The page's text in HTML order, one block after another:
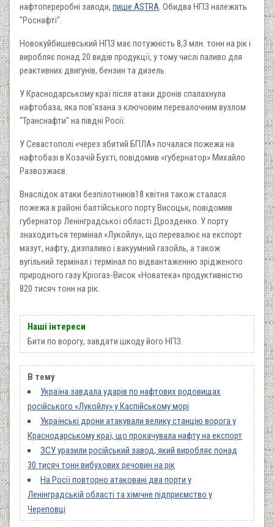
нафтопереробні заводи, пише ASTRA. Обидва НПЗ належать
"Роснафті".
Новокуйбишевський НПЗ має потужність 8,3 млн. тонн на рік і
виробляє понад 20 видів продукції, у тому числі паливо для
реактивних двигунів, бензин та дизель.
У Краснодарському краї після атаки дронів спалахнула
нафтобаза, яка пов'язана з ключовим перевалочним вузлом
"Транснафти" на півдні Росії.
У Севастополі «через збитий БПЛА» почалася пожежа на
нафтобазі в Козачій Бухті, повідомив «губернатор» Михайло
Развозжаєв.
Внаслідок атаки безпілотників18 квітня також сталася
пожежа в районі балтійського порту Висоцьк, повідомив
губернатор Ленінградської області Дрозденко. У порту
знаходиться термінал «Лукойлу», що перевалює на експорт
мазут, нафту, дизпаливо і вакуумний газойль, а також
вугільний термінал і термінал по відвантаженню зрідженого
природного газу Кріогаз-Висок «Новатека» продуктивністю
820 тисяч тонн ‌на рік.
Наші інтереси
Бити по ворогу, завдати шкоду його НПЗ.
В тему
Україна завдала ударів по нафтових родовищах
російського «Лукойлу» у Каспійському морі
Українські дрони атакували велику станцію ворога у
Краснодарському краї, що прокачувала нафту на експорт
ЗСУ уразили російський завод, який виробляє понад
30 тисяч тонн вибухових речовин на рік
На Росії повторно атаковані два порти у
Ленінградській області та хімічне підприємство у
Череповці